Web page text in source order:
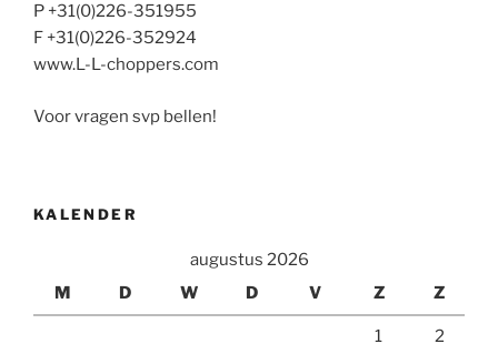
P +31(0)226-351955
F +31(0)226-352924
www.L-L-choppers.com
Voor vragen svp bellen!
KALENDER
augustus 2026
M
D W D V Z Z
1 2